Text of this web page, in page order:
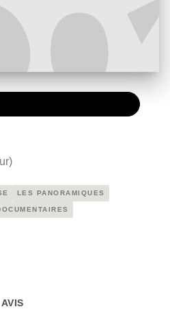
)
LES PANORAMIQUES
AVIS